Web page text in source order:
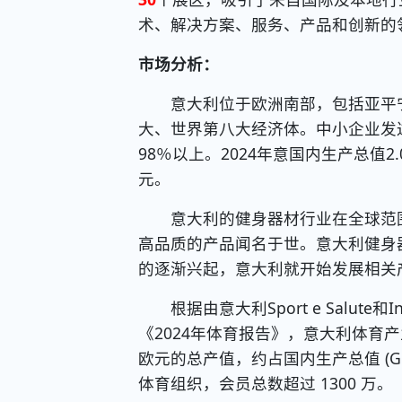
术、解决方案、服务、产品和创新
市场分析：
意大利位于欧洲南部，包括亚平
大、世界第八大经济体。中小企业
98％以上。2024年意国内生产总值
元。
意大利的健身器材行业在全球范
高品质的产品闻名于世。意大利健
的逐渐兴起，意大利就开始发展相关
根据由意大利Sport e Salute和
《2024年体育报告》，意大利体育
欧元的总产值，约占国内生产总值
体育组织，会员总数超过 1300 万。